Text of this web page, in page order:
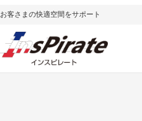
内
を
お客さまの快適空間をサポート